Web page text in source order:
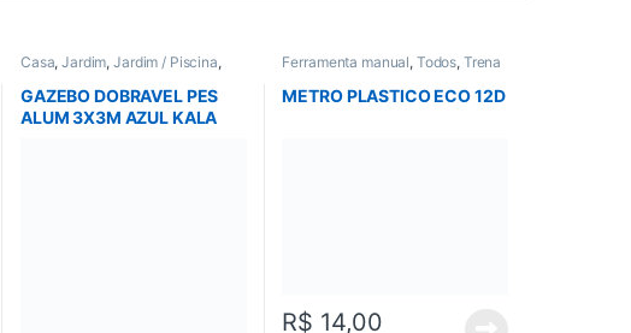
Casa,Jardim,Jardim / Piscina,
GAZEBO DOBRAVEL PES
ALUM 3X3M AZUL KALA
Ferramenta manual, Todos, Trena
METRO PLASTICO ECO 12D
R$ 14,00